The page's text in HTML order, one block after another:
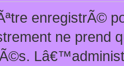
enregistrÃ©
ne prend